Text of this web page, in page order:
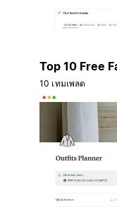
Top 10 Free
10 เทมเพลต